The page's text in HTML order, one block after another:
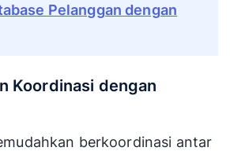
Pelanggan dengan
Koordinasi dengan
berkoordinasi antar